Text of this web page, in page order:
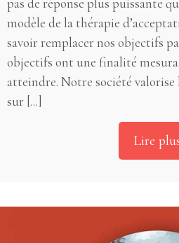
modèle de la thérapie
savoir remplacer nos objectifs
objectifs ont une finalité
atteindre. Notre société valorise
sur [...]
Lire